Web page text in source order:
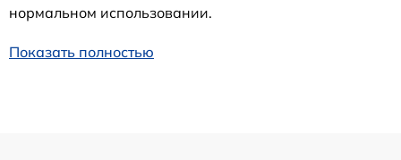
нормальном использовании.
Показать полностью